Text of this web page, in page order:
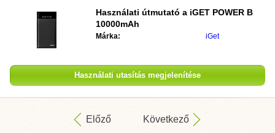
Használati útmutató a iGET POWER B
10000mAh
Márka: iGet
Használati utasítás megjelenítése
Előző Következő